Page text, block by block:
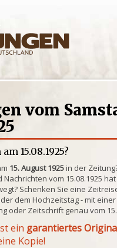
vom
15.08.1925?
15. August 1925in der
Nachrichten vom 15.08.1925
Schenken Sie eine
dem Hochzeitstag - mit
oder Zeitschrift genau vom
ein garantiertes
Kopie!